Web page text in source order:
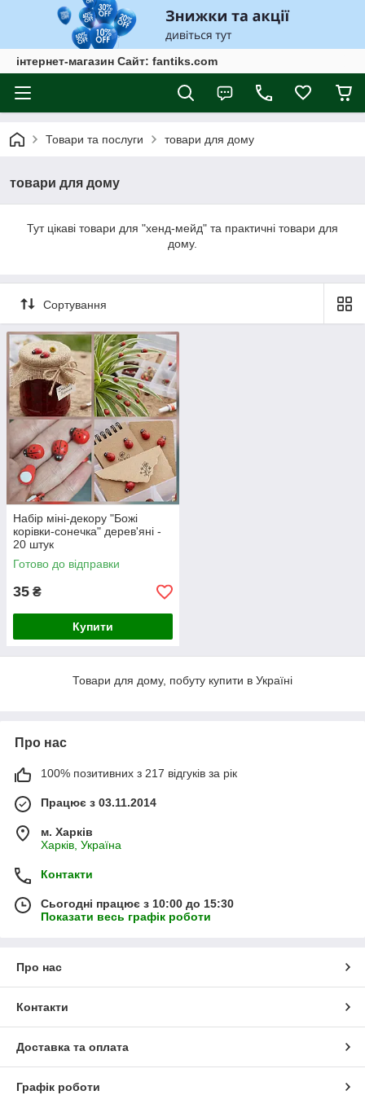
інтернет-магазин Сайт: fantiks.com
Товари та послуги товари для дому
товари для дому
Тут цікаві товари для "хенд-мейд" та практичні товари для
дому.
Сортування
Набір міні-декору "Божі
корівки-сонечка" дерев'яні -
20 штук
Готово до відправки
35 ₴
Купити
Товари для дому, побуту купити в Україні
Про нас
100% позитивних з 217 відгуків за рік
Працює з 03.11.2014
м. Харків
Харків, Україна
Контакти
Сьогодні працює з 10:00 до 15:30
Показати весь графік роботи
Про нас
Контакти
Доставка та оплата
Графік роботи